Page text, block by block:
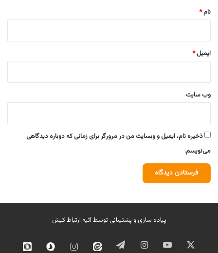
نام*
ایمیل*
وب‌ سایت
ذخیره نام، ایمیل و وبسایت من در مرورگر برای زمانی که دوباره دیدگاهی
می‌نویسم.
پیاده سازی و پشتیبانی توسطآتیه ارتباط کیش
ایکس یوتیوب اینستاگرامتلگرام ایتا اینستاگرامسروش